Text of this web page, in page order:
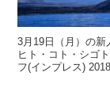
3月19日（月）の
ヒト・コト・シゴ
フ(インプレス)